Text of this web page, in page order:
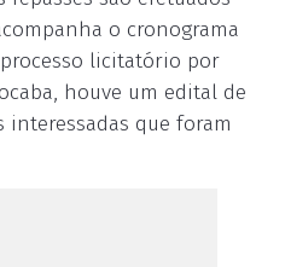
o cronograma
licitatório por
houve um edital de
interessadas que foram